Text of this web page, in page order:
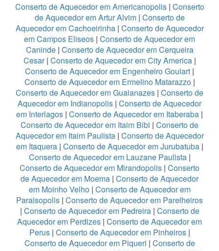
Conserto de Aquecedor em Americanopolis | Conserto
de Aquecedor em Artur Alvim | Conserto de
Aquecedor em Cachoeirinha| Conserto de Aquecedor
em Campos Eliseos | Conserto de Aquecedor em
Caninde| Conserto de Aquecedor em Cerqueira
Cesar| Conserto de Aquecedor em City America |
Conserto de Aquecedor em Engenheiro Goulart |
Conserto de Aquecedor em Ermelino Matarazzo |
Conserto de Aquecedor em Guaianazes | Conserto de
Aquecedor em Indianopolis | Conserto de Aquecedor
em Interlagos | Conserto de Aquecedor em Itaberaba |
Conserto de Aquecedor em Itaim Bibi | Conserto de
Aquecedor em Itaim Paulista | Conserto de Aquecedor
em Itaquera| Conserto de Aquecedor em Jurubatuba|
Conserto de Aquecedor em Lauzane Paulista |
Conserto de Aquecedor em Mirandopolis | Conserto
de Aquecedor em Moema | Conserto de Aquecedor
em Moinho Velho | Conserto de Aquecedor em
Paraisopolis | Conserto de Aquecedor em Parelheiros
| Conserto de Aquecedor em Pedreira| Conserto de
Aquecedor em Perdizes | Conserto de Aquecedor em
Perus| Conserto de Aquecedor em Pinheiros|
Conserto de Aquecedor em Piqueri | Conserto de